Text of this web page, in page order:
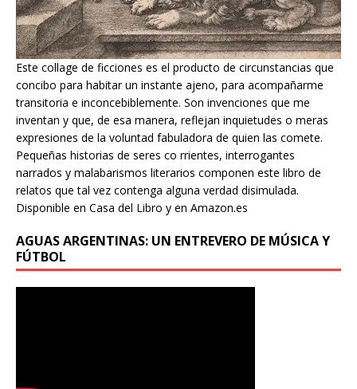
Este collage de ficciones es el producto de circunstancias que
concibo para habitar un instante ajeno, para acompañarme
transitoria e inconcebiblemente. Son invenciones que me
inventan y que, de esa manera, reflejan inquietudes o meras
expresiones de la voluntad fabuladora de quien las comete.
Pequeñas historias de seres co rrientes, interrogantes
narrados y malabarismos literarios componen este libro de
relatos que tal vez contenga alguna verdad disimulada.
Disponible en Casa del Libro y en Amazon.es
AGUAS ARGENTINAS: UN ENTREVERO DE MÚSICA Y
FÚTBOL